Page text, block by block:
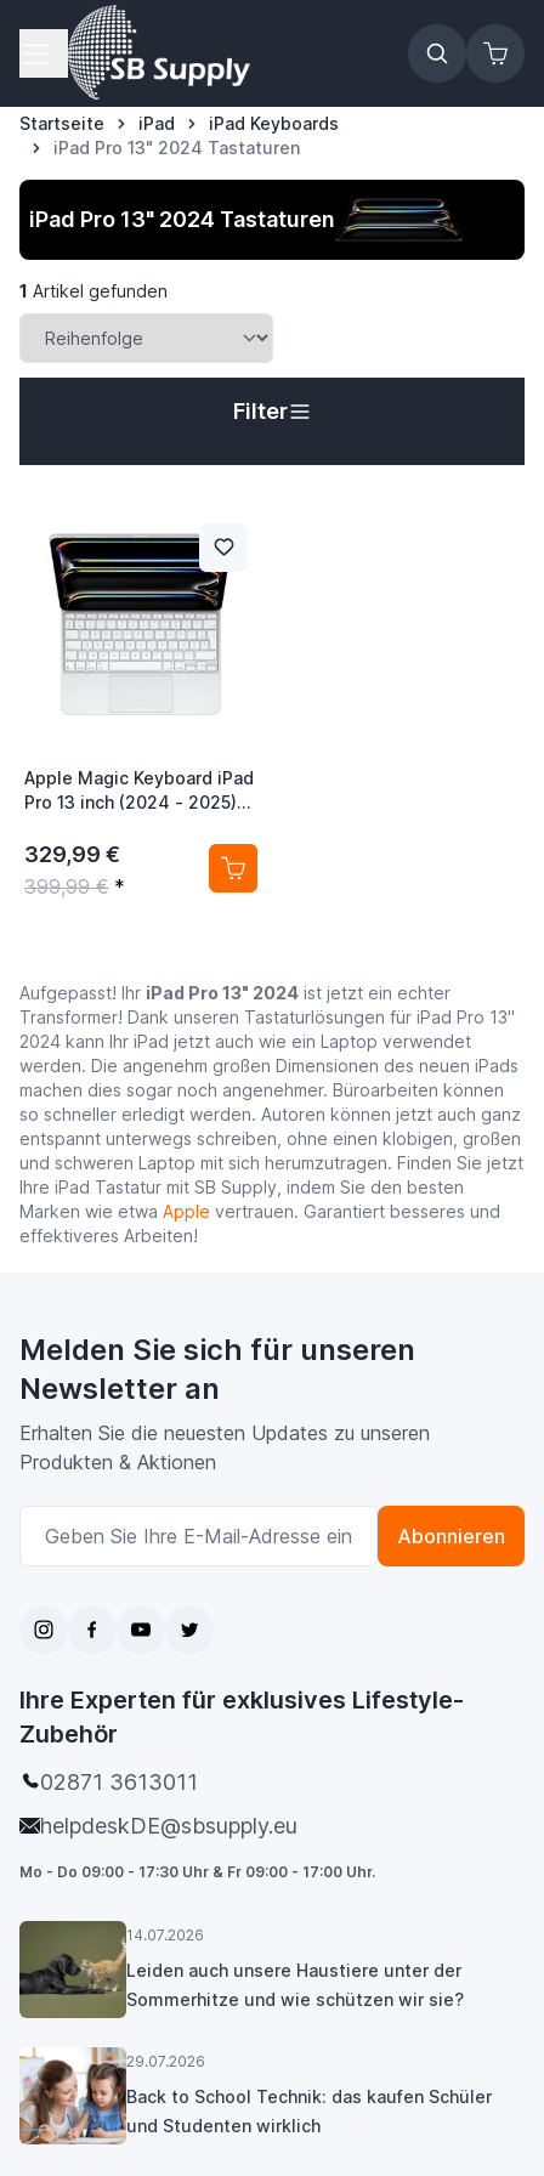
Zum Inhalt springen
Startseite iPad
iPad Keyboards
iPad Pro 13" 2024 Tastaturen
iPad Pro 13" 2024 Tastaturen
1 Artikel gefunden
Filter
Apple Magic Keyboard iPad
Pro 13 inch (2024 - 2025)
329,99 €
399,99 € *
Aufgepasst! Ihr iPad Pro 13" 2024 ist jetzt ein echter
Transformer! Dank unseren Tastaturlösungen für iPad Pro 13"
2024 kann Ihr iPad jetzt auch wie ein Laptop verwendet
werden. Die angenehm großen Dimensionen des neuen iPads
machen dies sogar noch angenehmer. Büroarbeiten können
so schneller erledigt werden. Autoren können jetzt auch ganz
entspannt unterwegs schreiben, ohne einen klobigen, großen
und schweren Laptop mit sich herumzutragen. Finden Sie jetzt
Ihre iPad Tastatur mit SB Supply, indem Sie den besten
Marken wie etwa Apple vertrauen. Garantiert besseres und
effektiveres Arbeiten!
Melden Sie sich für unseren
Newsletter an
Erhalten Sie die neuesten Updates zu unseren
Produkten & Aktionen
E-Mailadresse
Abonnieren
Ihre Experten für exklusives Lifestyle-
Zubehör
02871 3613011
helpdeskDE@sbsupply.eu
Mo - Do 09:00 - 17:30 Uhr & Fr 09:00 - 17:00 Uhr.
14.07.2026
Leiden auch unsere Haustiere unter der
Sommerhitze und wie schützen wir sie?
29.07.2026
Back to School Technik: das kaufen Schüler
und Studenten wirklich